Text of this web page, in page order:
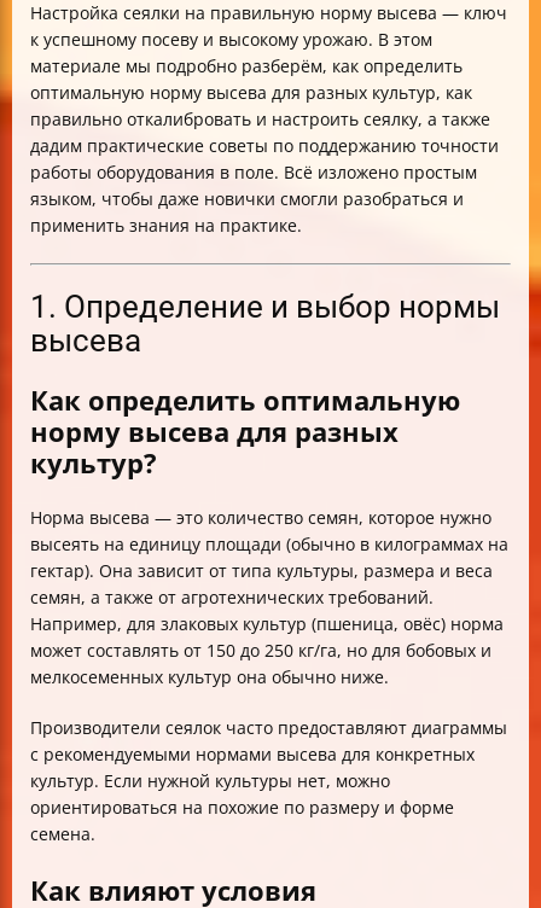
сеялки
Заключение
Настройка сеялки на правильную норму высева — ключ
к успешному посеву и высокому урожаю. В этом
материале мы подробно разберём, как определить
оптимальную норму высева для разных культур, как
правильно откалибровать и настроить сеялку, а также
дадим практические советы по поддержанию точности
работы оборудования в поле. Всё изложено простым
языком, чтобы даже новички смогли разобраться и
применить знания на практике.
1. Определение и выбор нормы
высева
Как определить оптимальную
норму высева для разных
культур?
Норма высева — это количество семян, которое нужно
высеять на единицу площади (обычно в килограммах на
гектар). Она зависит от типа культуры, размера и веса
семян, а также от агротехнических требований.
Например, для злаковых культур (пшеница, овёс) норма
может составлять от 150 до 250 кг/га, но для бобовых и
мелкосеменных культур она обычно ниже.
Производители сеялок часто предоставляют диаграммы
с рекомендуемыми нормами высева для конкретных
культур. Если нужной культуры нет, можно
ориентироваться на похожие по размеру и форме
семена.
Как влияют условия